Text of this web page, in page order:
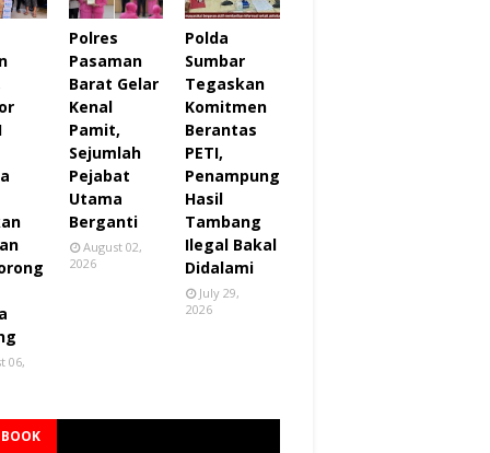
06,
Polres
Pasaman
Barat Gelar
Kenal
Pamit,
Sejumlah
Pejabat
Utama
Berganti
August 02,
2026
Polda
Sumbar
Tegaskan
Komitmen
Berantas
PETI,
Penampung
Hasil
Tambang
Ilegal Bakal
Didalami
July 29,
2026